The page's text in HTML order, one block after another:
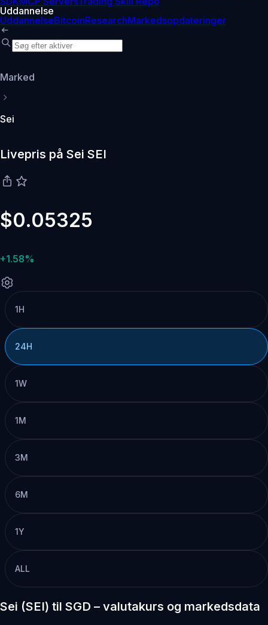
Uddannelse
UddannelseBitcoinResearchMarkedsopdateringer
Marked
Sei
Livepris på Sei SEI
$0.05325
+1.58%
1H
24H
1W
1M
3M
6M
1Y
ALL
Sei (SEI) til SGD – valutakurs og markedsdata